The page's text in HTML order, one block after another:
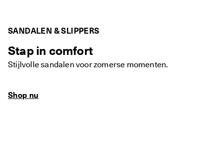
SANDALEN & SLIPPERS
Stap in comfort
Stijlvolle sandalen voor zomerse momenten.
Shop nu